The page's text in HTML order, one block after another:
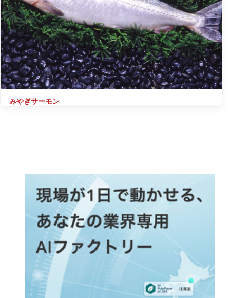
みやぎサーモン